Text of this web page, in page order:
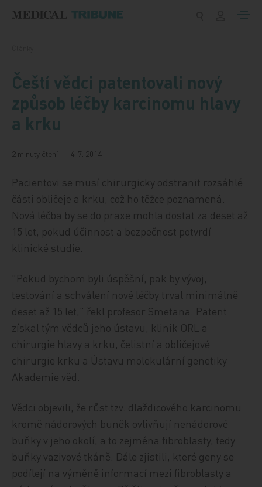
Čeští vědci patentovali nový
způsob léčby karcinomu hlavy
a krku
2 minuty čtení 4. 7. 2014
Pacientovi se musí chirurgicky odstranit rozsáhlé
části obličeje a krku, což ho těžce poznamená.
Nová léčba by se do praxe mohla dostat za deset až
15 let, pokud účinnost a bezpečnost potvrdí
klinické studie.
"Pokud bychom byli úspěšní, pak by vývoj,
testování a schválení nové léčby trval minimálně
deset až 15 let," řekl profesor Smetana. Patent
získal tým vědců jeho ústavu, klinik ORL a
chirurgie hlavy a krku, čelistní a obličejové
chirurgie krku a Ústavu molekulární genetiky
Akademie věd.
Vědci objevili, že růst tzv. dlaždicového karcinomu
kromě nádorových buněk ovlivňují nenádorové
buňky v jeho okolí, a to zejména fibroblasty, tedy
buňky vazivové tkáně. Dále zjistili, které geny se
podílejí na výměně informací mezi fibroblasty a